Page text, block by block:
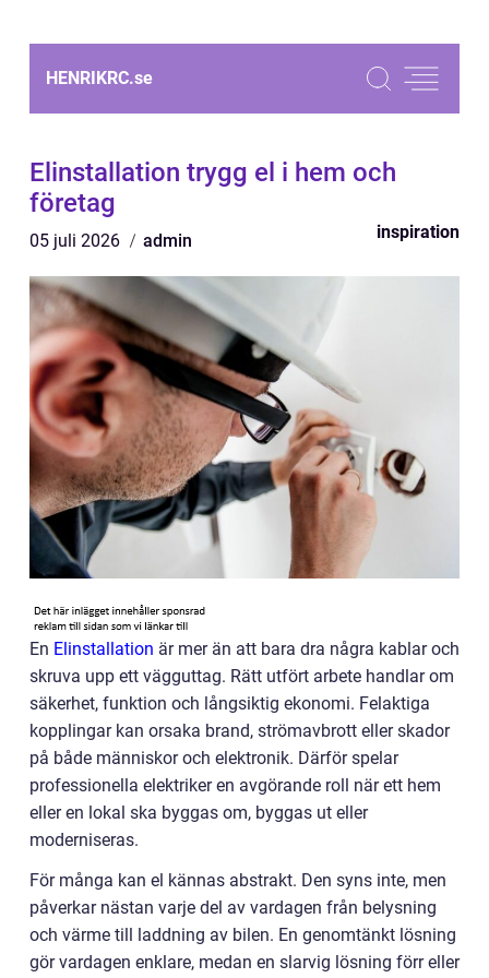
HENRIKRC.se
Elinstallation trygg el i hem och
företag
05 juli 2026 admin inspiration
En Elinstallation är mer än att bara dra några kablar och
skruva upp ett vägguttag. Rätt utfört arbete handlar om
säkerhet, funktion och långsiktig ekonomi. Felaktiga
kopplingar kan orsaka brand, strömavbrott eller skador
på både människor och elektronik. Därför spelar
professionella elektriker en avgörande roll när ett hem
eller en lokal ska byggas om, byggas ut eller
moderniseras.
För många kan el kännas abstrakt. Den syns inte, men
påverkar nästan varje del av vardagen från belysning
och värme till laddning av bilen. En genomtänkt lösning
gör vardagen enklare, medan en slarvig lösning förr eller